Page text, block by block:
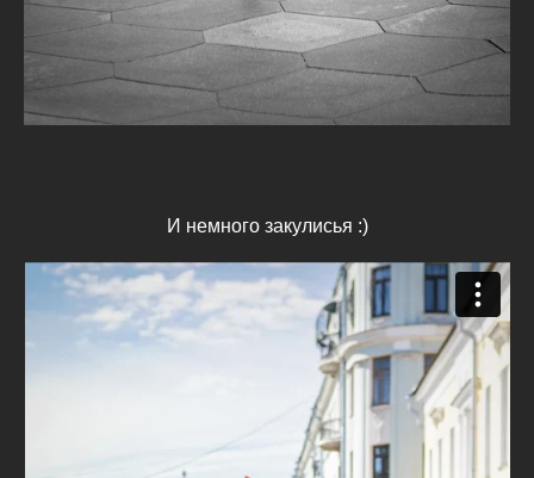
И немного закулисья :)